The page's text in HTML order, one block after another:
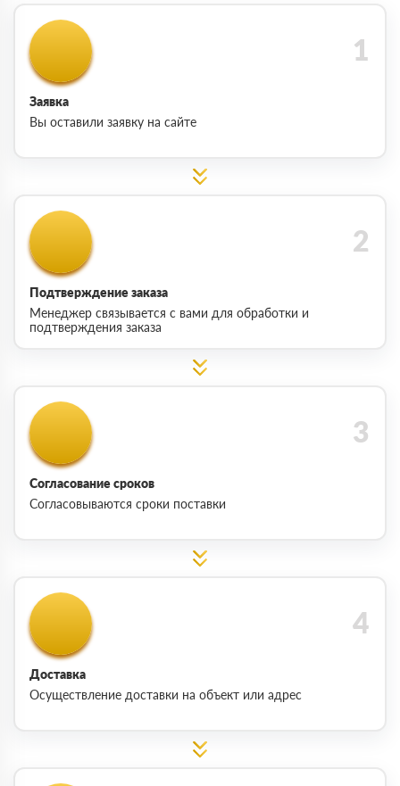
Заявка
Вы оставили заявку на сайте
Подтверждение заказа
Менеджер связывается с вами для обработки и
подтверждения заказа
Согласование сроков
Согласовываются сроки поставки
Доставка
Осуществление доставки на объект или адрес